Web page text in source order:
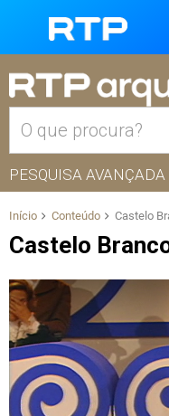
PESQUISA AVANÇADA
Início Conteúdo Castelo
Castelo